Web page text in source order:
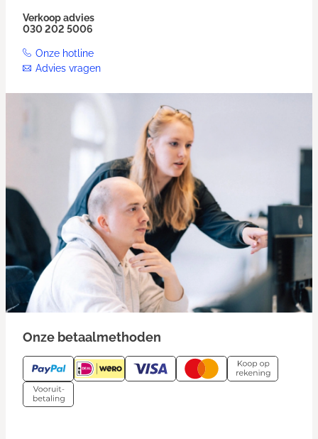
Verkoop advies
030 202 5006
Onze hotline
Advies vragen
Onze betaalmethoden